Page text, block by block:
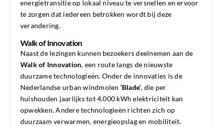
energietransitie op lokaal niveau te versnellen en ervoor
te zorgen dat iedereen betrokken wordt bij deze
verandering.
Walk of Innovation
Naast de lezingen kunnen bezoekers deelnemen aan de
Walk of Innovation, een route langs de nieuwste
duurzame technologieën. Onder de innovaties is de
Nederlandse urban windmolen ‘Blade’, die per
huishouden jaarlijks tot 4.000 kWh elektriciteit kan
opwekken. Andere technologieën richten zich op
duurzaam verwarmen, energieopslag en mobiliteit.